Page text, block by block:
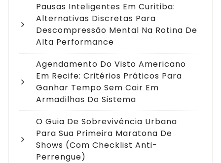
Pausas Inteligentes Em Curitiba:
Alternativas Discretas Para
Descompressão Mental Na Rotina De
Alta Performance
Agendamento Do Visto Americano
Em Recife: Critérios Práticos Para
Ganhar Tempo Sem Cair Em
Armadilhas Do Sistema
O Guia De Sobrevivência Urbana
Para Sua Primeira Maratona De
Shows (com Checklist Anti-
Perrengue)